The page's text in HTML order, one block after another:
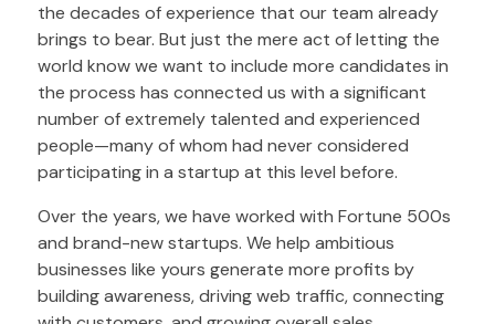
the decades of experience that our team already
brings to bear. But just the mere act of letting the
world know we want to include more candidates in
the process has connected us with a significant
number of extremely talented and experienced
people—many of whom had never considered
participating in a startup at this level before.
Over the years, we have worked with Fortune 500s
and brand-new startups. We help ambitious
businesses like yours generate more profits by
building awareness, driving web traffic, connecting